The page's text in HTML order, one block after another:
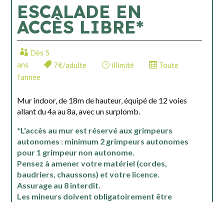
ESCALADE EN
ACCÈS LIBRE*
Dès 5
ans
7€/adulte illimité
Toute
l'année
Mur indoor, de 18m de hauteur, équipé de 12 voies
allant du 4a au 8a, avec un surplomb.
*L'accès au mur est réservé aux grimpeurs
autonomes : minimum 2 grimpeurs autonomes
pour 1 grimpeur non autonome.
Pensez à amener votre matériel (cordes,
baudriers, chaussons) et votre licence.
Assurage au 8 interdit.
Les mineurs doivent obligatoirement être